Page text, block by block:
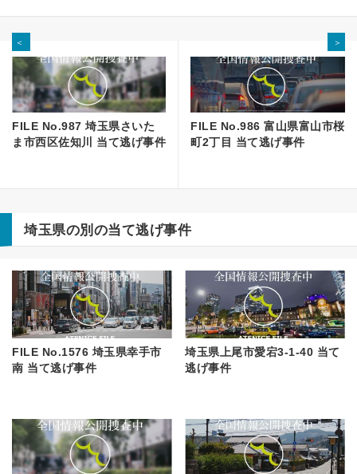
＜
FILE No.987 埼玉県さいた
ま市西区佐知川 当て逃げ事件
＞
FILE No.986 富山県富山市桜
町2丁目 当て逃げ事件
埼玉県の別の当て逃げ事件
FILE No.1576 埼玉県幸手市
南 当て逃げ事件
埼玉県上尾市愛宕3-1-40 当て
逃げ事件